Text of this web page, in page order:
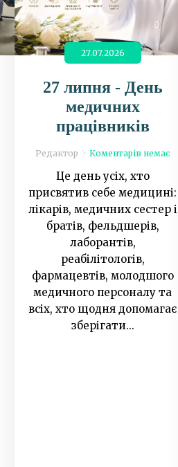
27.07.2026
27 липня - День
медичних
працівників
Редактор Коментарів немає
Це день усіх, хто
присвятив себе медицині:
лікарів, медичних сестер і
братів, фельдшерів,
лаборантів,
реабілітологів,
фармацевтів, молодшого
медичного персоналу та
всіх, хто щодня допомагає
зберігати...